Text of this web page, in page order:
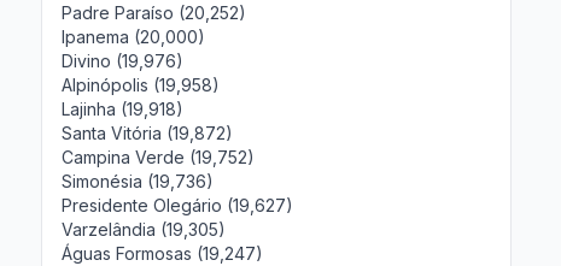
Padre Paraíso (20,252)
Ipanema (20,000)
Divino (19,976)
Alpinópolis (19,958)
Lajinha (19,918)
Santa Vitória (19,872)
Campina Verde (19,752)
Simonésia (19,736)
Presidente Olegário (19,627)
Varzelândia (19,305)
Águas Formosas (19,247)